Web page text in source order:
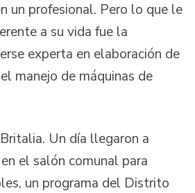
un profesional. Pero lo que le
a su vida fue la
experta en elaboración de
manejo de máquinas de
Un día llegaron a
el salón comunal para
un programa del Distrito